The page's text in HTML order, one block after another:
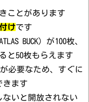
ことがあります
けです
BUCK）が100枚、
と50枚もらえます
が必要なため、すぐに
きます
ないと開放されない